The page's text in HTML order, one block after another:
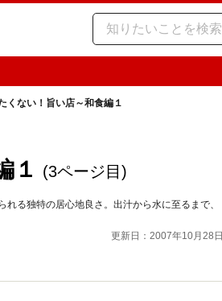
くない！旨い店～和食編１
１ (3ページ目)
る独特の居心地良さ。出汁から水に至るまで、
更新日：2007年10月28日